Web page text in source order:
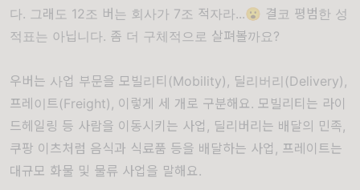
다. 그래도 12조 버는 회사가 7조 적자라...😮 결코 평범한 성
적표는 아닙니다. 좀 더 구체적으로 살펴볼까요?
우버는 사업 부문을 모빌리티(Mobility), 딜리버리(Delivery),
프레이트(Freight), 이렇게 세 개로 구분해요. 모빌리티는 라이
드헤일링 등 사람을 이동시키는 사업, 딜리버리는 배달의 민족,
쿠팡 이츠처럼 음식과 식료품 등을 배달하는 사업, 프레이트는
대규모 화물 및 물류 사업을 말해요.